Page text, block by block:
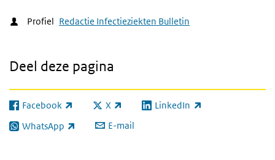
Profiel Redactie Infectieziekten Bulletin
Deel deze pagina
Facebook
(externe link) X
(externe link) LinkedIn
(externe link)
WhatsApp
(externe link) E-mail